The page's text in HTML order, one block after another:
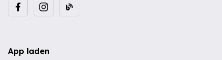
App laden